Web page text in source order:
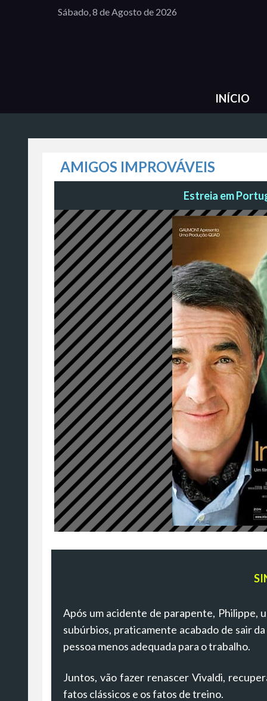
Sábado, 8 de Agosto de 2026
INÍCIO
AMIGOS IMPROVÁVEIS
Estreia em
Após um acidente de parapente, Philippe,
subúrbios, praticamente acabado de sair
pessoa menos adequada para o trabalho.
Juntos, vão fazer renascer Vivaldi,
fatos clássicos e os fatos de treino.